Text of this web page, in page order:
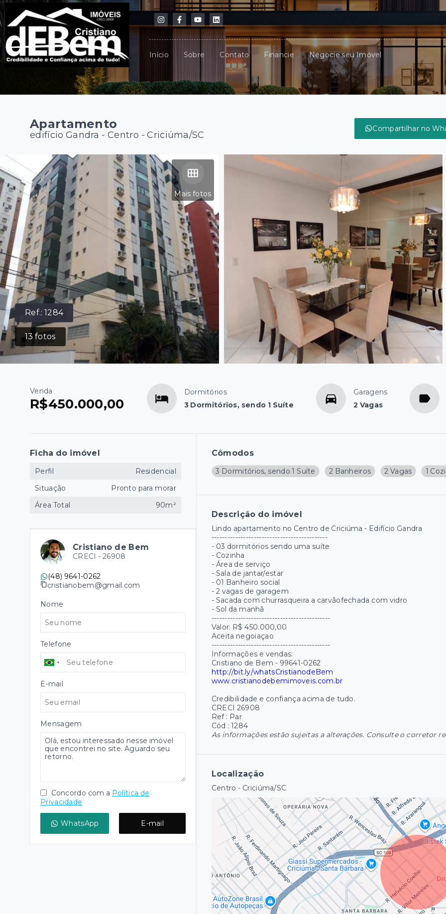
Início Sobre Contato Financie Negocie seu Imóvel
Apartamento
edifício Gandra -Centro - Criciúma/SC
Compartilhar no
Ref.:1284
13 fotos
Mais fotos
Venda
R$450.000,00
Dormitórios
3 Dormitórios, sendo 1 Suíte
Garagens
2 Vagas
Cômodos
3 Dormitórios, sendo 1 Suíte 2 Banheiros 2 Vagas 1
Descrição do imóvel
Lindo apartamento no Centro de Criciúma - Edifício Gandra
--------------------------------------------
- 03 dormitórios sendo uma suíte
- Cozinha
- Área de serviço
- Sala de jantar/estar
- 01 Banheiro social
- 2 vagas de garagem
- Sacada com churrasqueira a carvãofechada com vidro
- Sol da manhã
---------------------------------------------
Valor: R$ 450.000,00
Aceita negoiaçao
---------------------------------------------
Informações e vendas:
Cristiano de Bem - 99641-0262
http://bit.ly/whatsCristianodeBem
www.cristianodebemimoveis.com.br
Credibilidade e confiança acima de tudo.
CRECI 26908
Ref : Par
Cód : 1284
As informações estão sujeitas a alterações. Consulte o corretor
Localização
Centro - Criciúma/SC
Ficha do imóvel
Perfil
Residencial
Situação
Pronto para morar
Área Total
90m²
Cristiano de Bem
CRECI - 26908
(48) 9641-0262
cristianobem@gmail.com
Nome
Telefone
E-mail
Mensagem
Concordo com a Política de
Privacidade
WhatsApp E-mail